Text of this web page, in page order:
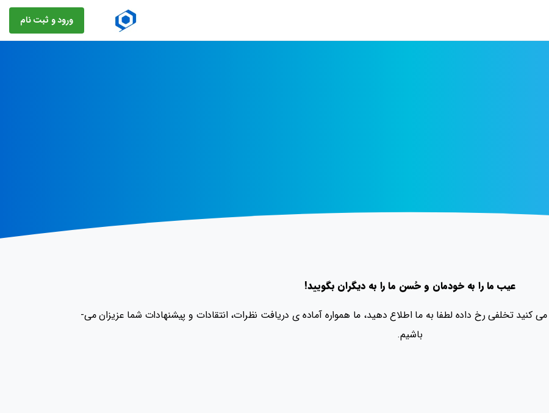
ورود و ثبت نام
عیب ما را به خودمان و حُسن ما را به دیگران بگویید!
اگر ایرادی را در سایت مشاهده نمودید یا احساس می ­کنید تخلفی رخ داده لطفا به ما اطلاع دهید، ما همواره آماده­ ی دریافت نظرات، انتقادات و پیشنهادات شما عزیزان می­
باشیم.